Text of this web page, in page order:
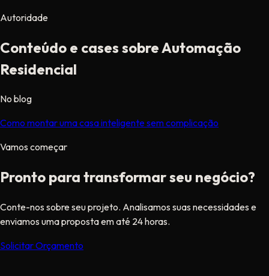
Autoridade
Conteúdo e cases sobre Automação
Residencial
No blog
Como montar uma casa inteligente sem complicação
Vamos começar
Pronto para transformar seu negócio?
Conte-nos sobre seu projeto. Analisamos suas necessidades e
enviamos uma proposta em até 24 horas.
Solicitar Orçamento